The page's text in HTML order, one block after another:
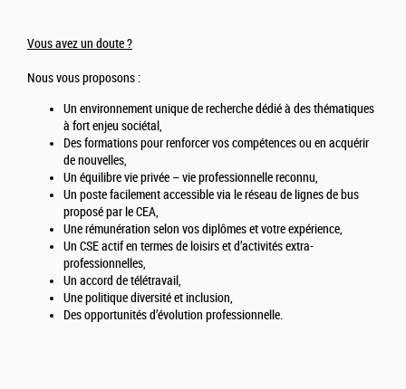
Vous avez un doute ?
Nous vous proposons :
Un environnement unique de recherche dédié à des thématiques
à fort enjeu sociétal,
Des formations pour renforcer vos compétences ou en acquérir
de nouvelles,
Un équilibre vie privée – vie professionnelle reconnu,
Un poste facilement accessible via le réseau de lignes de bus
proposé par le CEA,
Une rémunération selon vos diplômes et votre expérience,
Un CSE actif en termes de loisirs et d’activités extra-
professionnelles,
Un accord de télétravail,
Une politique diversité et inclusion,
Des opportunités d’évolution professionnelle.